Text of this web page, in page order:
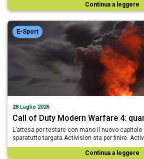
Continua a leggere
E-Sport
28 Luglio 2026
Call of Duty Modern Warfare 4:
L’attesa per testare con mano il nuovo
sparatutto targata Activision sta per finire.
Continua a leggere